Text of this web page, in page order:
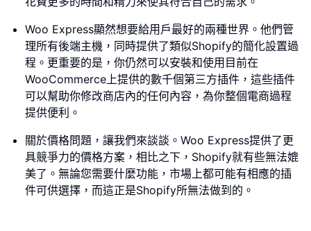
Woo Express顯然想要給用戶最好的兩種世界。他們管
理所有後端主機，同時提供了類似Shopify的簡化設置過
程。更重要的是，你仍然可以安裝和使用目前在
WooCommerce上提供的數千個第三方插件，這些插件
可以幫助你修改商店內的任何內容，為你整個電商過程
提供便利。
關於價格問題，讓我們來談談。Woo Express提供了更
具競爭力的價格方案，相比之下，Shopify就有些無法媲
美了。無論您需要什麼功能，市場上都可能有相應的插
件可供選擇，而這正是Shopify所無法做到的。